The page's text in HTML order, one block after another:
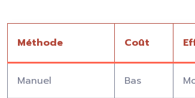
Méthode Coût
Manuel Bas